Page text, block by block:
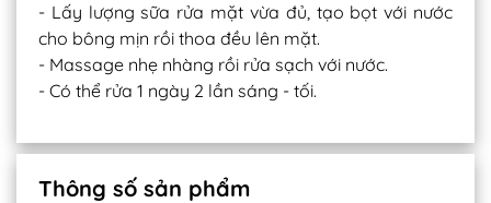
- Lấy lượng sữa rửa mặt vừa đủ, tạo bọt với nước
cho bông mịn rồi thoa đều lên mặt.
- Massage nhẹ nhàng rồi rửa sạch với nước.
- Có thể rửa 1 ngày 2 lần sáng - tối.
Thông số sản phẩm